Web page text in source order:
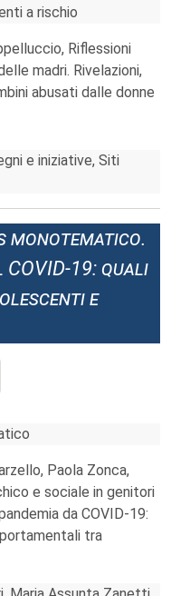
a rischio
Riflessioni
madri. Rivelazioni,
abusati dalle donne
e iniziative, Siti
monotematico.
19: quali
e
2/2021
Paola Zonca,
e sociale in genitori
da COVID-19:
tra